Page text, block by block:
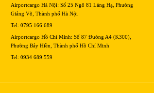
Airportcargo Hà Nội: Số 25 Ngõ 81 Láng Hạ, Phường
Giảng Võ, Thành phố Hà Nội
Tel: 0795 166 689
Airportcargo Hồ Chí Minh: Số 87 Đường A4 (K300),
Phường Bảy Hiền, Thành phố Hồ Chí Minh
Tel: 0934 689 559